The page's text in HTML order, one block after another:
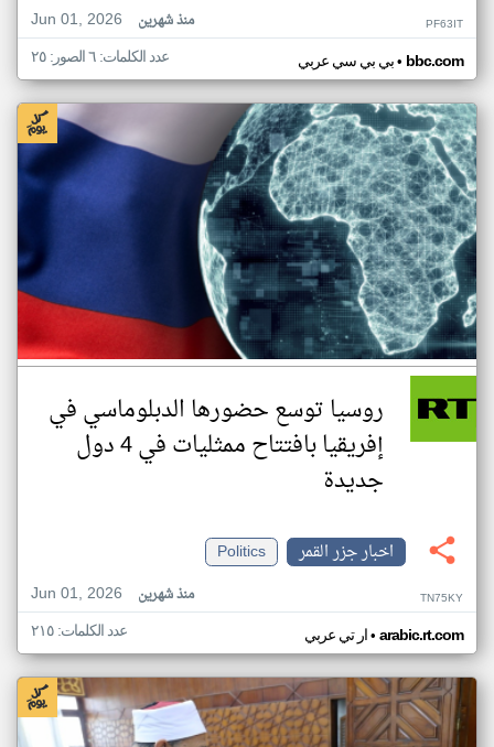
Jun 01, 2026
منذ شهرين PF63IT
بي بي سي عربي• bbc.com عدد الكلمات: ٦ الصور: ٢٥
روسيا توسع حضورها الدبلوماسي في
إفريقيا بافتتاح ممثليات في 4 دول
جديدة
اخبار جزر القمر
Politics
Jun 01, 2026
منذ شهرين TN75KY
ار تي عربي• arabic.rt.com عدد الكلمات: ٢١٥